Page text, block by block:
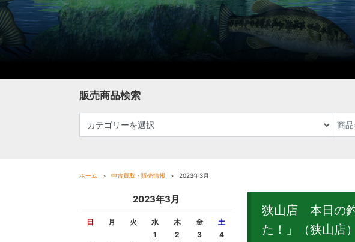
販売商品検索
ホーム 中古買取・販売情報 2023年3月
狭山店 本日の
た！」（狭山店）
2023年3月
日 月 火 水 木 金 土
1 2 3
4